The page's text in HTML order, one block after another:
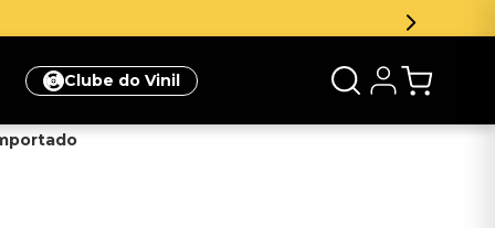
de desconto na sua primeira compra Clique aqui
Clube do Vinil